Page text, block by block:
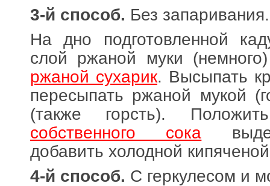
3-й способ. Без запаривания.
На дно подготовленной
слой ржаной муки
ржаной сухарик. Высыпать
пересыпать ржаной мукой
(также горсть).
собственного сока
добавить холодной
4-й способ. C геркулесом и